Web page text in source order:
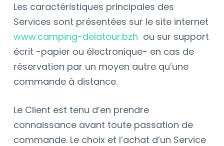
Les caractéristiques principales des
Services sont présentées sur le site internet
www.camping-delatour.bzh ou sur support
écrit -papier ou électronique- en cas de
réservation par un moyen autre qu’une
commande à distance.
Le Client est tenu d’en prendre
connaissance avant toute passation de
commande. Le choix et l’achat d’un Service